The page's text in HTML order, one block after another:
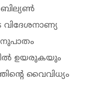
ബില്യൺ
ഉയരുകയും
വൈവിധ്യം